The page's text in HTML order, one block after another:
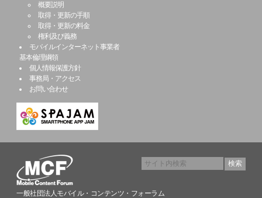
概要説明
取得・更新の手順
取得・更新の料金
権利及び義務
モバイルインターネット事業者
基本倫理綱領
個人情報保護方針
事務局・アクセス
お問い合わせ
一般社団法人モバイル・コンテンツ・フォーラム